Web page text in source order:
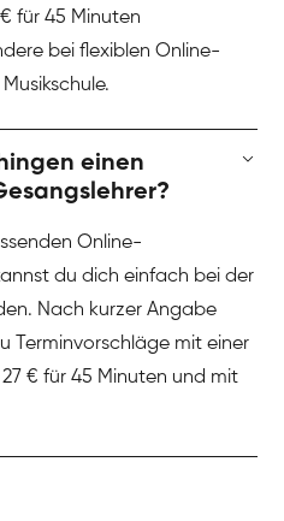
für 45 Minuten
bei flexiblen Online-
einen
Online-
du dich einfach bei der
Nach kurzer Angabe
Terminvorschläge mit einer
€ für 45 Minuten und mit